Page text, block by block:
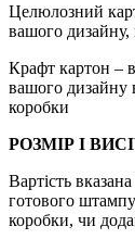
Целюлозний
вашого дизайну,
Крафт картон –
вашого дизайну
коробки
РОЗМІР І
Вартість
готового штампу
коробки, чи